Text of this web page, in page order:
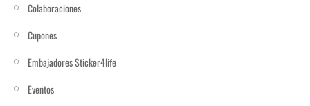
Colaboraciones
Cupones
Embajadores Sticker4life
Eventos